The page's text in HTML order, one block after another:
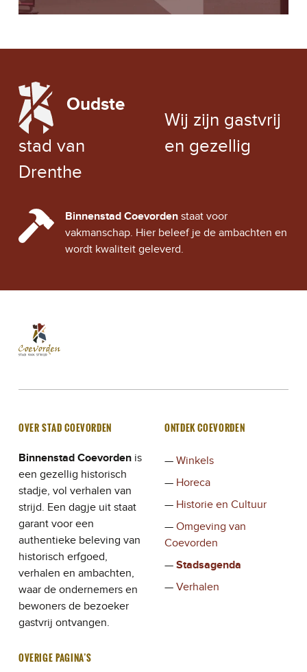
LOCAL WEATHER
Oudste
stad van
Drenthe
Wij zijn gastvrij
en gezellig
CINDY CITY HALL Binnenstad Coevordenstaat voor
vakmanschap. Hier beleef je de ambachten en
wordt kwaliteit geleverd.
Stad Coevorden
STAD VAN STRIJD
OVER STAD COEVORDEN
Binnenstad Coevordenis
een gezellig historisch
stadje, vol verhalen van
strijd. Een dagje uit staat
garant voor een
authentieke beleving van
historisch erfgoed,
verhalen en ambachten,
waar de ondernemers en
bewoners de bezoeker
gastvrij ontvangen.
ONTDEK COEVORDEN
Winkels
Horeca
Historie en Cultuur
Omgeving van
Coevorden
Stadsagenda
Verhalen
OVERIGE PAGINA’S